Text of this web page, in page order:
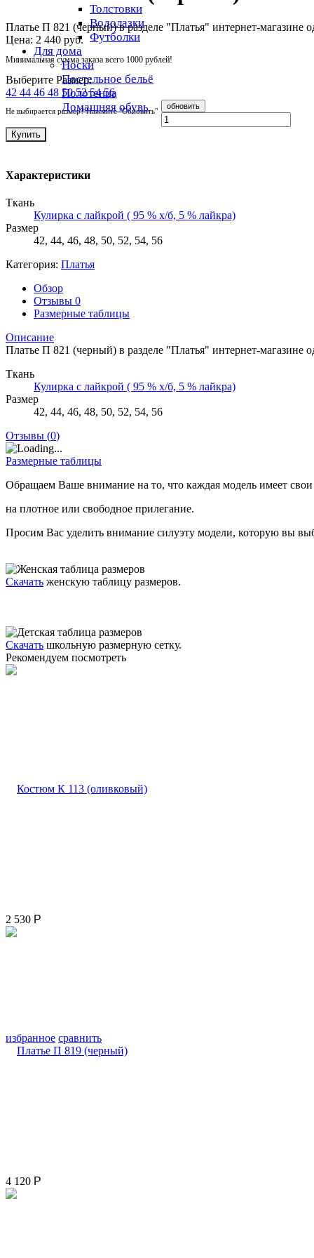
Толстовки
Водолазки
Футболки
Для дома
Носки
Постельное бельё
Полотенца
Домашняя обувь
Платье П 821 (черный) в разделе "Платья" интернет-
Цена: 2 440 руб.
Минимальная сумма заказа всего 1000 рублей!
Выберите Размер:
42 44 46 48 50525456
Не выбирается размер? Нажмите "Обновить"
Купить
Характеристики
Ткань
Кулирка с лайкрой ( 95 % х/б, 5 % лайкра)
Размер
42, 44, 46, 48, 50, 52, 54, 56
Категория: Платья
Обзор
Отзывы 0
Размерные таблицы
Описание
Платье П 821 (черный) в разделе "Платья" интернет-
Ткань
Кулирка с лайкрой ( 95 % х/б, 5 % лайкра)
Размер
42, 44, 46, 48, 50, 52, 54, 56
Отзывы (0)
Размерные таблицы
Обращаем Ваше внимание на то, что каждая модель имеет
на плотное или свободное прилегание.
Просим Вас уделить внимание силуэту модели, которую вы
Скачать женскую таблицу размеров.
Скачать школьную размерную сетку.
Рекомендуем посмотреть
избранное сравнить
2 530 Р
4 120 Р